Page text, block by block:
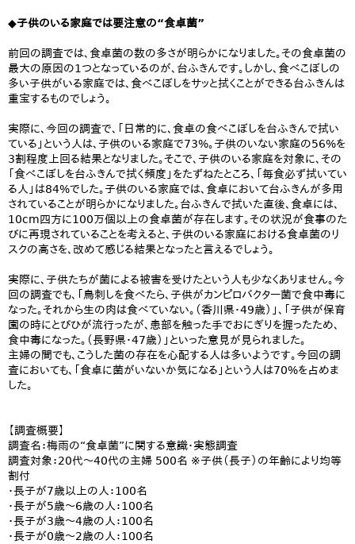
◆子供のいる家庭では要注意の“食卓菌”
前回の調査では、食卓菌の数の多さが明らかになりました。その食卓菌の
最大の原因の1つとなっているのが、台ふきんです。しかし、食べこぼしの
多い子供がいる家庭では、食べこぼしをサッと拭くことができる台ふきんは
重宝するものでしょう。
実際に、今回の調査で、「日常的に、食卓の食べこぼしを台ふきんで拭い
ている」という人は、子供のいる家庭で73%。子供のいない家庭の56%を
3割程度上回る結果となりました。そこで、子供のいる家庭を対象に、その
「食べこぼしを台ふきんで拭く頻度」をたずねたところ、「毎食必ず拭いてい
る人」は84%でした。子供のいる家庭では、食卓において台ふきんが多用
されていることが明らかになりました。台ふきんで拭いた直後、食卓には、
10cm四方に100万個以上の食卓菌が存在します。その状況が食事のた
びに再現されていることを考えると、子供のいる家庭における食卓菌のリ
スクの高さを、改めて感じる結果となったと言えるでしょう。
実際に、子供たちが菌による被害を受けたという人も少なくありません。今
回の調査でも、「鳥刺しを食べたら、子供がカンピロバクター菌で食中毒に
なった。それから生の肉は食べていない。（香川県・49歳）」、「子供が保育
園の時にとびひが流行ったが、患部を触った手でおにぎりを握ったため、
食中毒になった。（長野県・47歳）」といった意見が見られました。
主婦の間でも、こうした菌の存在を心配する人は多いようです。今回の調
査においても、「食卓に菌がいないか気になる」という人は70%を占めま
した。
【調査概要】
調査名：梅雨の“食卓菌”に関する意識・実態調査
調査対象：20代～40代の主婦 500名 ※子供（長子）の年齢により均等
割付
・長子が7歳以上の人：100名
・長子が5歳～6歳の人：100名
・長子が3歳～4歳の人：100名
・長子が0歳～2歳の人：100名